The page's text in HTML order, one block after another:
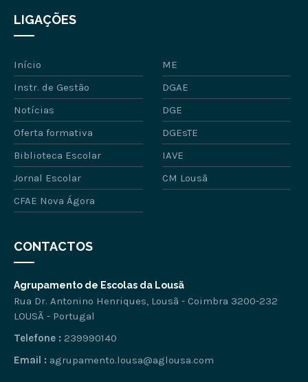
LIGAÇÕES
Início
ME
Instr. de Gestão
DGAE
Notícias
DGE
Oferta formativa
DGEsTE
Biblioteca Escolar
IAVE
Jornal Escolar
CM Lousã
CFAE Nova Ágora
CONTACTOS
Agrupamento de Escolas da Lousã
Rua Dr. Antonino Henriques, Lousã - Coimbra 3200-232
LOUSÃ - Portugal
Telefone : 239990140
Email : agrupamento.lousa@aglousa.com